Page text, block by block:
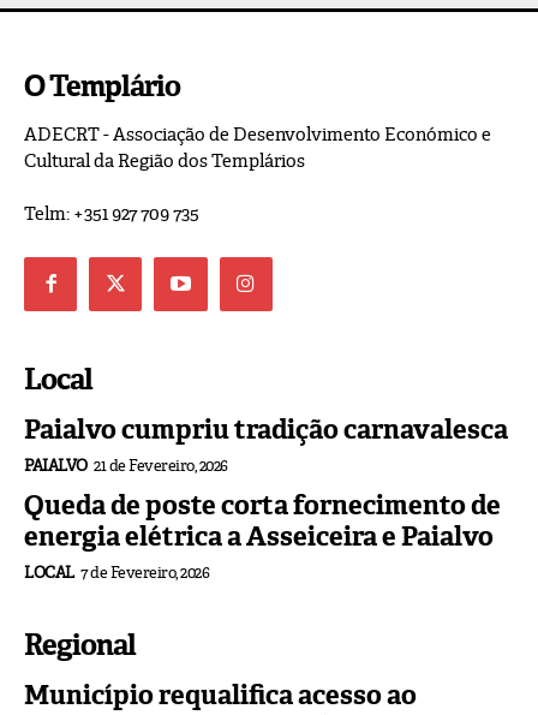
O Templário
ADECRT - Associação de Desenvolvimento Económico e
Cultural da Região dos Templários
Telm: +351 927 709 735
Local
Paialvo cumpriu tradição carnavalesca
PAIALVO 21 de Fevereiro, 2026
Queda de poste corta fornecimento de
energia elétrica a Asseiceira e Paialvo
LOCAL 7 de Fevereiro, 2026
Regional
Município requalifica acesso ao